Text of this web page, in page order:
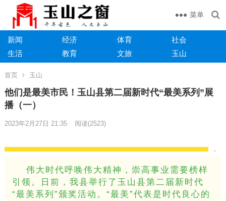
菜单
新闻 经济 体育
社会
生活
教育 文旅 玉山
首页 玉山
他们是最美市民！玉山县第二届新时代“最美系列”展
播（一）
2023年2月27日 21:35 阅读(2523)
伟大时代呼唤伟大精神，崇高事业需要榜样
引领。日前，我县举行了玉山县第二届新时代
“最美系列”颁奖活动。“最美”代表是时代良心的